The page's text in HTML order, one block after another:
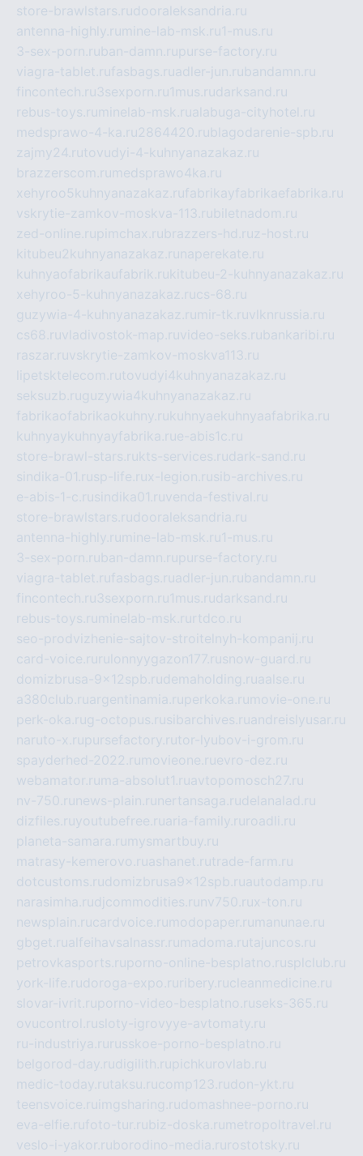
store-brawlstars.rudooraleksandria.ru
antenna-highly.ru mine-lab-msk.ru1-mus.ru
3-sex-porn.ruban-damn.rupurse-factory.ru
viagra-tablet.rufasbags.ruadler-jun.rubandamn.ru
fincontech.ru3sexporn.ru1mus.rudarksand.ru
rebus-toys.ru minelab-msk.rualabuga-cityhotel.ru
medsprawo-4-ka.ru2864420.rublagodarenie-spb.ru
zajmy24.rutovudyi-4-kuhnyanazakaz.ru
brazzerscom.ru medsprawo4ka.ru
xehyroo5kuhnyanazakaz.rufabrikayfabrikaefabrika.ru
vskrytie-zamkov-moskva-113.rubiletnadom.ru
zed-online.rupimchax.rubrazzers-hd.ruz-host.ru
kitubeu2kuhnyanazakaz.ru naperekate.ru
kuhnyaofabrikaufabrik.rukitubeu-2-kuhnyanazakaz.ru
xehyroo-5-kuhnyanazakaz.rucs-68.ru
guzywia-4-kuhnyanazakaz.ru mir-tk.ruvlknrussia.ru
cs68.ruvladivostok-map.ruvideo-seks.rubankaribi.ru
raszar.ruvskrytie-zamkov-moskva113.ru
lipetsktelecom.rutovudyi4kuhnyanazakaz.ru
seksuzb.ruguzywia4kuhnyanazakaz.ru
fabrikaofabrikaokuhny.rukuhnyaekuhnyaafabrika.ru
kuhnyaykuhnyayfabrika.rue-abis1c.ru
store-brawl-stars.rukts-services.rudark-sand.ru
sindika-01.rusp-life.rux-legion.rusib-archives.ru
e-abis-1-c.rusindika01.ruvenda-festival.ru
store-brawlstars.rudooraleksandria.ru
antenna-highly.ru mine-lab-msk.ru1-mus.ru
3-sex-porn.ruban-damn.rupurse-factory.ru
viagra-tablet.rufasbags.ruadler-jun.rubandamn.ru
fincontech.ru3sexporn.ru1mus.rudarksand.ru
rebus-toys.ru minelab-msk.ru rtdco.ru
seo-prodvizhenie-sajtov-stroitelnyh-kompanij.ru
card-voice.ru rulonnyygazon177.rusnow-guard.ru
domizbrusa-9x12spb.rudemaholding.ruaalse.ru
a380club.ruargentinamia.ruperkoka.ru movie-one.ru
perk-oka.rug-octopus.rusibarchives.ruandreislyusar.ru
naruto-x.rupursefactory.rutor-lyubov-i-grom.ru
spayderhed-2022.ru movieone.ruevro-dez.ru
webamator.ru ma-absolut1.ruavtopomosch27.ru
nv-750.ru news-plain.ru nertansaga.rudelanalad.ru
dizfiles.ruyoutubefree.ruaria-family.ru roadli.ru
planeta-samara.ru mysmartbuy.ru
matrasy-kemerovo.ruashanet.rutrade-farm.ru
dotcustoms.rudomizbrusa9x12spb.ruautodamp.ru
narasimha.rudjcommodities.ru nv750.rux-ton.ru
newsplain.rucardvoice.ru modopaper.ru manunae.ru
gbget.rualfeihavsalnassr.ru madoma.rutajuncos.ru
petrovkasports.ruporno-online-besplatno.rusplclub.ru
york-life.rudoroga-expo.ru ribery.rucleanmedicine.ru
slovar-ivrit.ruporno-video-besplatno.ruseks-365.ru
ovucontrol.rusloty-igrovyye-avtomaty.ru
ru-industriya.ru russkoe-porno-besplatno.ru
belgorod-day.rudigilith.rupichkurovlab.ru
medic-today.rutaksu.rucomp123.rudon-ykt.ru
teensvoice.ru imgsharing.rudomashnee-porno.ru
eva-elfie.rufoto-tur.rubiz-doska.ru metropoltravel.ru
veslo-i-yakor.ruborodino-media.ru rostotsky.ru